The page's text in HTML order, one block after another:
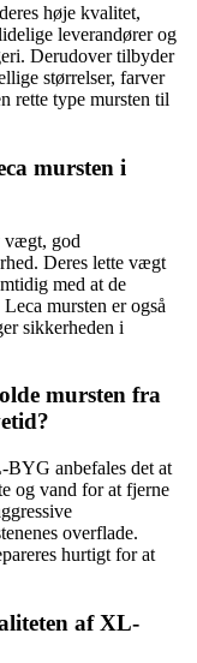
høje kvalitet,
leverandører og
Derudover tilbyder
størrelser, farver
rette type mursten til
mursten i
vægt, god
Deres lette vægt
med at de
mursten er også
sikkerheden i
mursten fra
anbefales det at
og vand for at fjerne
overflade.
hurtigt for at
af XL-